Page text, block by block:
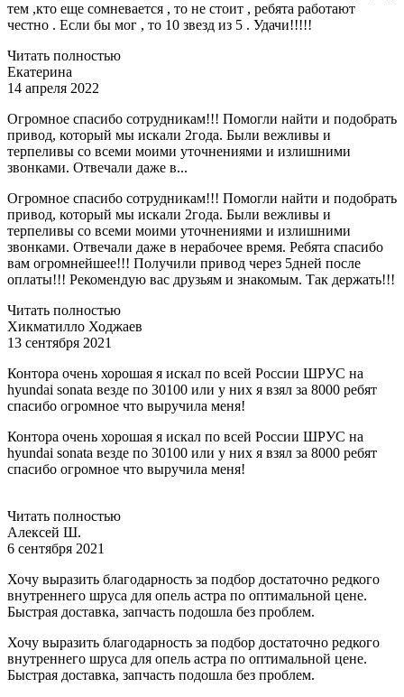
тем ,кто еще сомневается , то не стоит , ребята работают
честно . Если бы мог , то 10 звезд из 5 . Удачи!!!!!
Читать полностью
Екатерина
14 апреля 2022
Огромное спасибо сотрудникам!!! Помогли найти и подобрать
привод, который мы искали 2года. Были вежливы и
терпеливы со всеми моими уточнениями и излишними
звонками. Отвечали даже в...
Огромное спасибо сотрудникам!!! Помогли найти и подобрать
привод, который мы искали 2года. Были вежливы и
терпеливы со всеми моими уточнениями и излишними
звонками. Отвечали даже в нерабочее время. Ребята спасибо
вам огромнейшее!!! Получили привод через 5дней после
оплаты!!! Рекомендую вас друзьям и знакомым. Так держать!!!
Читать полностью
Хикматилло Ходжаев
13 сентября 2021
Контора очень хорошая я искал по всей России ШРУС на
hyundai sonata везде по 30100 или у них я взял за 8000 ребят
спасибо огромное что выручила меня!
Контора очень хорошая я искал по всей России ШРУС на
hyundai sonata везде по 30100 или у них я взял за 8000 ребят
спасибо огромное что выручила меня!
Читать полностью
Алексей Ш.
6 сентября 2021
Хочу выразить благодарность за подбор достаточно редкого
внутреннего шруса для опель астра по оптимальной цене.
Быстрая доставка, запчасть подошла без проблем.
Хочу выразить благодарность за подбор достаточно редкого
внутреннего шруса для опель астра по оптимальной цене.
Быстрая доставка, запчасть подошла без проблем.